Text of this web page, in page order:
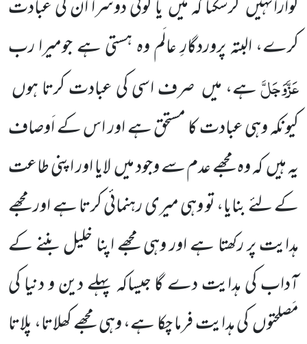
گوارانہیں کرسکتا کہ میں یا کوئی دوسرا ان کی عبادت
کرے، البتہ پروردگارِ عالَم وہ ہستی ہے جومیرا رب
عَزَّوَجَلَّہے، میں صرف اسی کی عبادت کرتا ہوں
کیونکہ وہی عبادت کا مستحق ہے اور اس کے اَوصاف
یہ ہیں کہ وہ مجھے عدم سے وجود میں لایا اور اپنی طاعت
کے لئے بنایا، تو وہی میری رہنمائی کرتا ہے اور مجھے
ہدایت پر رکھتا ہے اور وہی مجھے اپنا خلیل بننے کے
آداب کی ہدایت دے گا جیساکہ پہلے دین و دنیا کی
مَصلحتوں کی ہدایت فرما چکا ہے، وہی مجھے کھلاتا، پلاتا